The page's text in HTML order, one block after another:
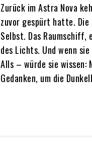
Zurück im Astra Nova
zuvor gespürt hatte. Die
Selbst. Das Raumschiff,
des Lichts. Und wenn
Alls – würde sie wissen:
Gedanken, um die